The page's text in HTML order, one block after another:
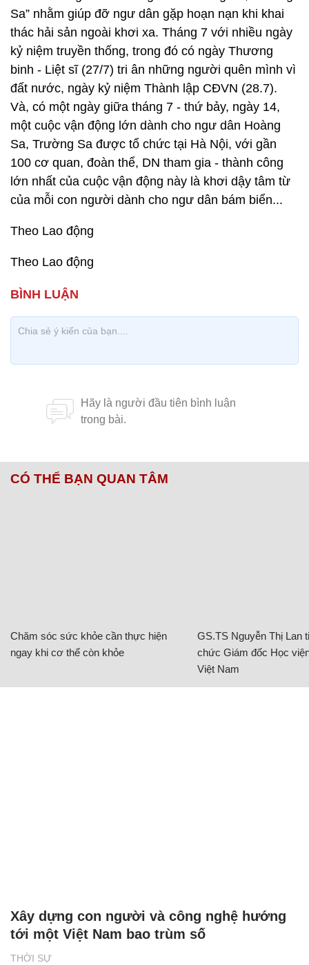
Sa” nhằm giúp đỡ ngư dân gặp hoạn nạn khi khai
thác hải sản ngoài khơi xa. Tháng 7 với nhiều ngày
kỷ niệm truyền thống, trong đó có ngày Thương
binh - Liệt sĩ (27/7) tri ân những người quên mình vì
đất nước, ngày kỷ niệm Thành lập CĐVN (28.7).
Và, có một ngày giữa tháng 7 - thứ bảy, ngày 14,
một cuộc vận động lớn dành cho ngư dân Hoàng
Sa, Trường Sa được tổ chức tại Hà Nội, với gần
100 cơ quan, đoàn thể, DN tham gia - thành công
lớn nhất của cuộc vận động này là khơi dậy tâm từ
của mỗi con người dành cho ngư dân bám biển...
Theo Lao động
Theo Lao động
CÓ THỂ BẠN QUAN TÂM
Chăm sóc sức khỏe cần thực hiện
ngay khi cơ thể còn khỏe
GS.TS Nguyễn Thị Lan
chức Giám đốc Học
Việt Nam
THỜI SỰ
Xây dựng con người và công nghệ hướng
tới một Việt Nam bao trùm số